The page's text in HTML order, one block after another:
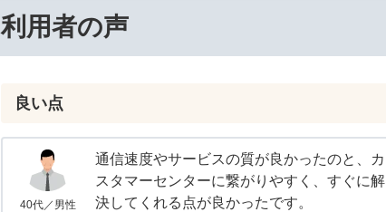
利用者の声
良い点
40代／男性
通信速度やサービスの質が良かったのと、カ
スタマーセンターに繋がりやすく、すぐに解
決してくれる点が良かったです。